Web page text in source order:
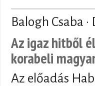
Balogh Csaba ·
Az igaz hitből
korabeli
Az előadás